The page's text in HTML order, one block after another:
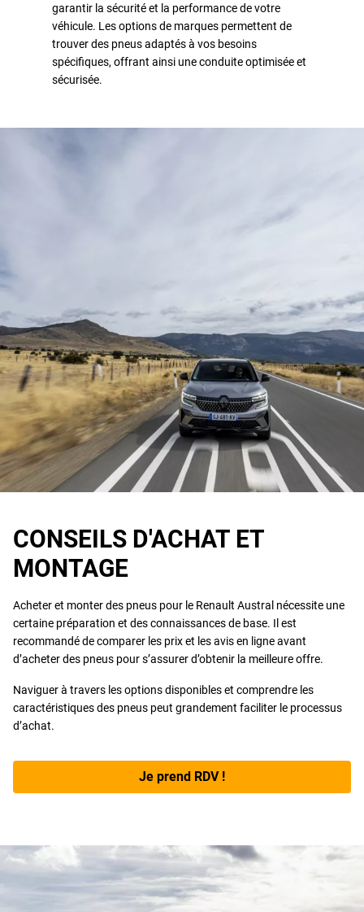
garantir la sécurité et la performance de votre
véhicule. Les options de marques permettent de
trouver des pneus adaptés à vos besoins
spécifiques, offrant ainsi une conduite optimisée et
sécurisée.
CONSEILS D'ACHAT ET
MONTAGE
Acheter et monter des pneus pour le Renault Austral nécessite une
certaine préparation et des connaissances de base. Il est
recommandé de comparer les prix et les avis en ligne avant
d’acheter des pneus pour s’assurer d’obtenir la meilleure offre.
Naviguer à travers les options disponibles et comprendre les
caractéristiques des pneus peut grandement faciliter le processus
d’achat.
Je prend RDV !